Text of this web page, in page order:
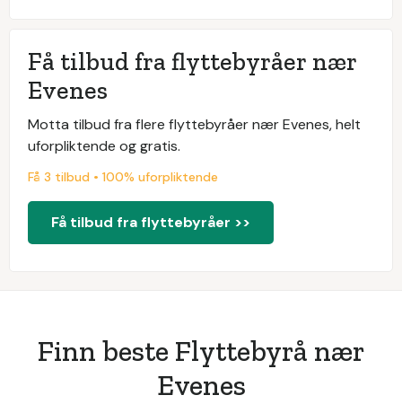
Få tilbud fra flyttebyråer nær
Evenes
Motta tilbud fra flere flyttebyråer nær Evenes, helt
uforpliktende og gratis.
Få 3 tilbud • 100% uforpliktende
Få tilbud fra flyttebyråer >>
Finn beste Flyttebyrå nær
Evenes